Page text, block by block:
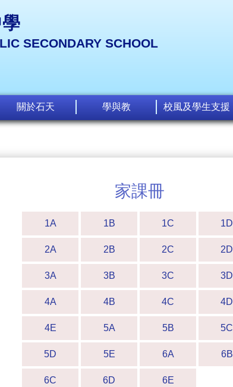
SECONDARY SCHOOL
關於石天 學與教 校風及學生支援
家課冊
1A 1B 1C 1D
2A 2B 2C 2D
3A 3B 3C 3D
4A 4B 4C 4D
4E 5A 5B 5C
5D 5E 6A 6B
6C 6D 6E